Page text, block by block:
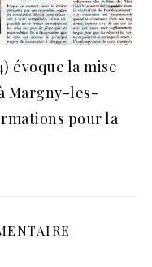
évoque la mise
Margny-les-
pour la